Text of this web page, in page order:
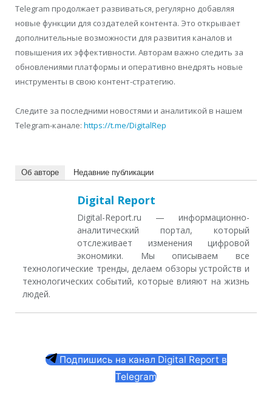
Telegram продолжает развиваться, регулярно добавляя
новые функции для создателей контента. Это открывает
дополнительные возможности для развития каналов и
повышения их эффективности. Авторам важно следить за
обновлениями платформы и оперативно внедрять новые
инструменты в свою контент-стратегию.
Следите за последними новостями и аналитикой в нашем
Telegram-канале: https://t.me/DigitalRep
Об авторе Недавние публикации
Digital Report
Digital-Report.ru — информационно-
аналитический портал, который
отслеживает изменения цифровой
экономики. Мы описываем все
технологические тренды, делаем обзоры устройств и
технологических событий, которые влияют на жизнь
людей.
Подпишись на канал Digital Report в
Telegram